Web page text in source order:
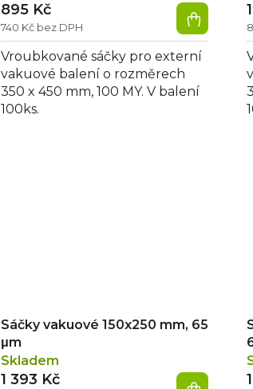
740 Kč bez DPH
895 Kč
Vroubkované sáčky pro externí
vakuové balení o rozměrech
350 x 450 mm, 100 MY. V balení
100ks.
Sáčky vakuové 150x250 mm, 65
μm
Skladem
1 393 Kč